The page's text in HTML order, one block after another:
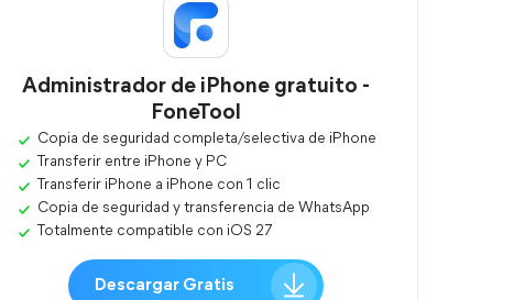
Administrador de iPhone gratuito -
FoneTool
Copia de seguridad completa/selectiva de iPhone
Transferir entre iPhone y PC
Transferir iPhone a iPhone con 1 clic
Copia de seguridad y transferencia de WhatsApp
Totalmente compatible con iOS 27
Descargar Gratis